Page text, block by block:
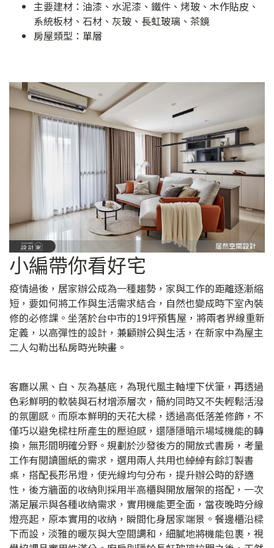
主要建材：油漆、水泥漆、鐵件、烤玻、木作貼皮、
系統板材、石材、灰玻、長虹玻璃、茶鏡
房屋類型：單層
小編帶你看好宅
疫情過後，居家辦公成為一種趨勢，家與工作的距離逐漸縮
短，要如何將工作與生活需求結合，自然也變成時下室內裝
修的必修課。坐落於台中市的19坪預售屋，將兩者界線重新
定義，以高彈性的設計，兼顧辦公與生活，在新家中為屋主
二人勾勒出私房時光映畫。
客廳以黑、白、灰為基底，為現代風主軸埋下伏筆，再透過
色彩鮮明的軟裝與石材增添層次，簡約同時又不失輕鬆活潑
的氛圍感。而原本鮮明的天花大樑，透過高低落差修飾，不
僅巧以避免樑柱所產生的壓迫感，還隱隱暗示場域機能的轉
換，無形間明確分野。規劃於沙發後方的開放式書房，考量
工作有閱讀圖紙的需求，選用兩人共用也綽綽有餘訂製書
桌，搭配長形吊燈，使光線均勻分布，提升辦公時的舒適
性，後方牆面的收納則採用半高櫃與開放層架的搭配，一次
滿足展示與各種收納需求，實用機能更全面，當夜晚時分線
燈亮起，原本實用的收納，瞬間化身居家端景。餐邊櫃沿樑
下而設，淡雅的暖灰與大空間調和，細膩地將機能包裹，視